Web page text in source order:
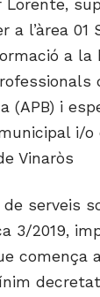
Lorente,
a l’àrea 01
a la
(APB) i
i/o
Vinaròs
de serveis
3/2019,
comença